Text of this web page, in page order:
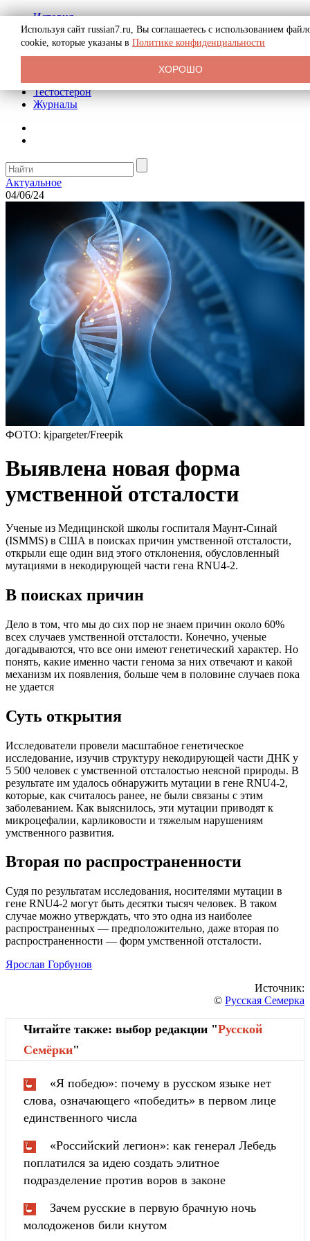
История
Биография
Криминал
Реклама на сайте
Тестостерон
Журналы
Актуальное
04/06/24
ФОТО: kjpargeter/Freepik
Выявлена новая форма
умственной отсталости
Ученые из Медицинской школы госпиталя Маунт-Синай
(ISMMS) в США в поисках причин умственной отсталости,
открыли еще один вид этого отклонения, обусловленный
мутациями в некодирующей части гена RNU4-2.
В поисках причин
Дело в том, что мы до сих пор не знаем причин около 60%
всех случаев умственной отсталости. Конечно, ученые
догадываются, что все они имеют генетический характер. Но
понять, какие именно части генома за них отвечают и какой
механизм их появления, больше чем в половине случаев пока
не удается
Суть открытия
Исследователи провели масштабное генетическое
исследование, изучив структуру некодирующей части ДНК у
5 500 человек с умственной отсталостью неясной природы. В
результате им удалось обнаружить мутации в гене RNU4-2,
которые, как считалось ранее, не были связаны с этим
заболеванием. Как выяснилось, эти мутации приводят к
микроцефалии, карликовости и тяжелым нарушениям
умственного развития.
Вторая по распространенности
Судя по результатам исследования, носителями мутации в
гене RNU4-2 могут быть десятки тысяч человек. В таком
случае можно утверждать, что это одна из наиболее
распространенных — предположительно, даже вторая по
распространенности — форм умственной отсталости.
Ярослав Горбунов
Источник:
© Русская Семерка
Читайте также: выбор редакции "Русской
Cемёрки"
«Я победю»: почему в русском языке нет
слова, означающего «победить» в первом лице
единственного числа
«Российский легион»: как генерал Лебедь
поплатился за идею создать элитное
подразделение против воров в законе
Зачем русские в первую брачную ночь
молодоженов били кнутом
Используя сайт russian7.ru, Вы соглашаетесь с использованием
cookie, которые указаны в Политике конфиденциальности
ХОРОШО